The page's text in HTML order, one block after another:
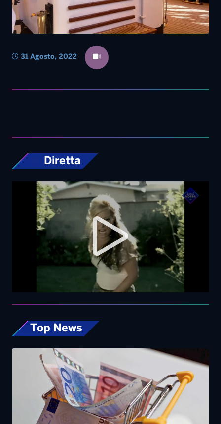
31 Agosto, 2022
Diretta
Top News